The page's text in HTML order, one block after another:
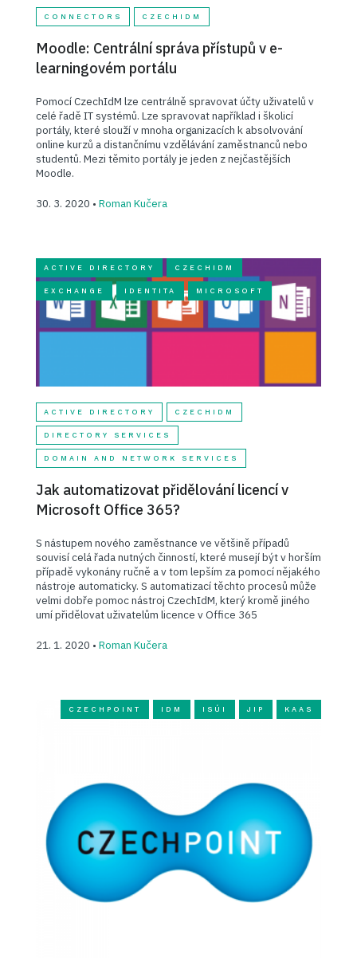
CONNECTORS CZECHIDM
Moodle: Centrální správa přístupů v e-
learningovém portálu
Pomocí CzechIdM lze centrálně spravovat účty uživatelů v
celé řadě IT systémů. Lze spravovat například i školicí
portály, které slouží v mnoha organizacích k absolvování
online kurzů a distančnímu vzdělávání zaměstnanců nebo
studentů. Mezi těmito portály je jeden z nejčastějších
Moodle.
30. 3. 2020 • Roman Kučera
ACTIVE DIRECTORY CZECHIDM
EXCHANGE IDENTITA MICROSOFT
ACTIVE DIRECTORY CZECHIDM
DIRECTORY SERVICES
DOMAIN AND NETWORK SERVICES
Jak automatizovat přidělování licencí v
Microsoft Office 365?
S nástupem nového zaměstnance ve většině případů
souvisí celá řada nutných činností, které musejí být v horším
případě vykonány ručně a v tom lepším za pomocí nějakého
nástroje automaticky. S automatizací těchto procesů může
velmi dobře pomoc nástroj CzechIdM, který kromě jiného
umí přidělovat uživatelům licence v Office 365
21. 1. 2020 • Roman Kučera
CZECHPOINT IDM ISÚI JIP KAAS